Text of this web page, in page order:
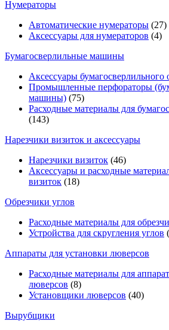
Нумераторы
Автоматические нумераторы (27)
Аксессуары для нумераторов (4)
Бумагосверлильные машины
Аксессуары бумагосверлильного
Промышленные перфораторы
машины) (75)
Расходные материалы для
(143)
Нарезчики визиток и аксессуары
Нарезчики визиток (46)
Аксессуары и расходные
визиток (18)
Обрезчики углов
Расходные материалы для
Устройства для скругления углов
Аппараты для установки люверсов
Расходные материалы для
люверсов (8)
Установщики люверсов (40)
Вырубщики